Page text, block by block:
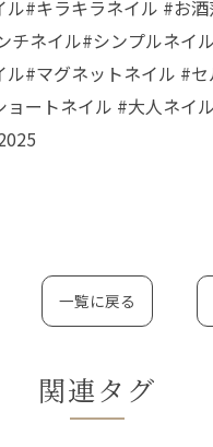
ル#キラキラネイル #お
チネイル#シンプルネイ
ル#マグネットネイル #
ョートネイル #大人ネイ
一覧に戻る
関連タグ